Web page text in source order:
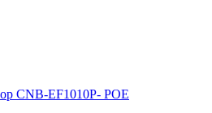
CNB-EF1010P- POE